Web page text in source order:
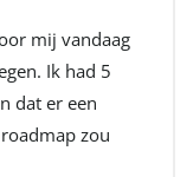
mij vandaag
Ik had 5
dat er een
zou